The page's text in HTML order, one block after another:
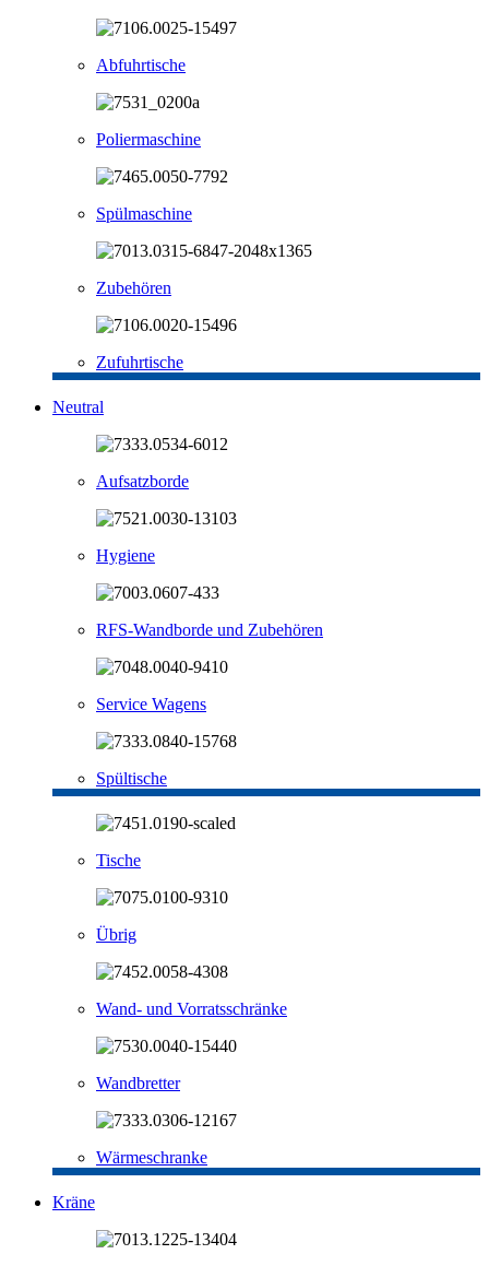
Abfuhrtische
Poliermaschine
Spülmaschine
Zubehören
Zufuhrtische
Neutral
Aufsatzborde
Hygiene
RFS-Wandborde und Zubehören
Service Wagens
Spültische
Tische
Übrig
Wand- und Vorratsschränke
Wandbretter
Wärmeschranke
Kräne